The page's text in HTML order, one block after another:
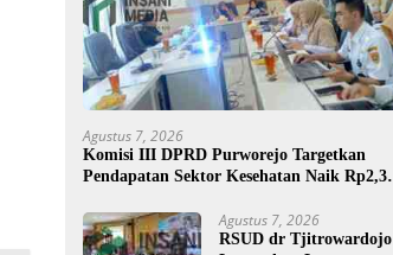
Agustus 7, 2026
Komisi III DPRD Purworejo Targetkan
Pendapatan Sektor Kesehatan Naik Rp2,3
Agustus 7, 2026
RSUD dr Tjitrowardojo